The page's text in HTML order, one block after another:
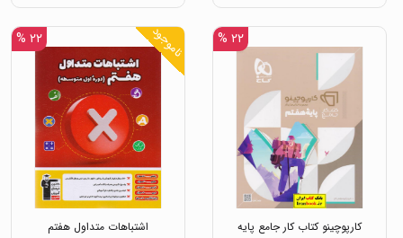
۲۲ %
کارپوچینو کتاب کار جامع پایه
ناموجود ۲۲ %
اشتباهات متداول هفتم